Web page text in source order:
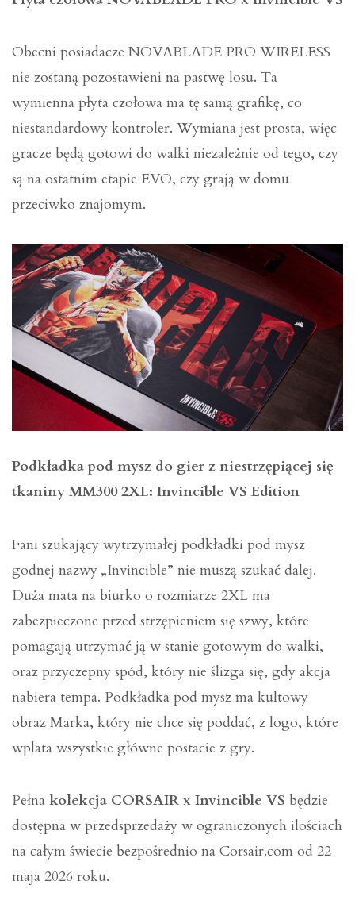
Obecni posiadacze NOVABLADE PRO WIRELESS
nie zostaną pozostawieni na pastwę losu. Ta
wymienna płyta czołowa ma tę samą grafikę, co
niestandardowy kontroler. Wymiana jest prosta, więc
gracze będą gotowi do walki niezależnie od tego, czy
są na ostatnim etapie EVO, czy grają w domu
przeciwko znajomym.
Podkładka pod mysz do gier z niestrzępiącej się
tkaniny MM300 2XL: Invincible VS Edition
Fani szukający wytrzymałej podkładki pod mysz
godnej nazwy „Invincible” nie muszą szukać dalej.
Duża mata na biurko o rozmiarze 2XL ma
zabezpieczone przed strzępieniem się szwy, które
pomagają utrzymać ją w stanie gotowym do walki,
oraz przyczepny spód, który nie ślizga się, gdy akcja
nabiera tempa. Podkładka pod mysz ma kultowy
obraz Marka, który nie chce się poddać, z logo, które
wplata wszystkie główne postacie z gry.
Pełna kolekcja CORSAIR x Invincible VS będzie
dostępna w przedsprzedaży w ograniczonych ilościach
na całym świecie bezpośrednio na Corsair.com od 22
maja 2026 roku.